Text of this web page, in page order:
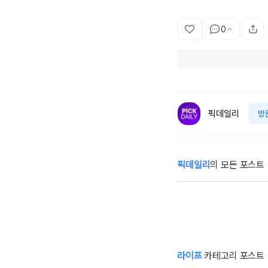
0
픽데일리 방
픽데일리의 모든 포스트
"소금을 변기에 넣
"
라이프카테고리 포스트